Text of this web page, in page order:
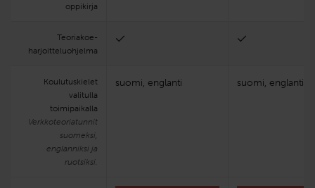
oppikirja
Teoria­koe­
harjoittelu­ohjelma
Koulutuskielet
valitulla
toimipaikalla
Verkkoteoriatunnit
suomeksi,
englanniksi ja
ruotsiksi.
suomi, englanti suomi, englanti